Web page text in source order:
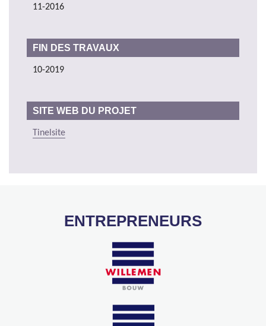
11-2016
FIN DES TRAVAUX
10-2019
SITE WEB DU PROJET
Tinelsite
ENTREPRENEURS